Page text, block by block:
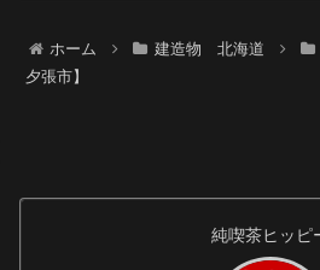
ホーム 建造物 北海道
夕張市】
純喫茶ヒッピ